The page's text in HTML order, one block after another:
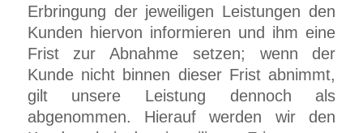
Erbringung der jeweiligen Leistungen den
Kunden hiervon informieren und ihm eine
Frist zur Abnahme setzen; wenn der
Kunde nicht binnen dieser Frist abnimmt,
gilt unsere Leistung dennoch als
abgenommen. Hierauf werden wir den